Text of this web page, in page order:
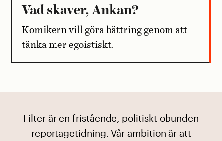
Vad skaver, Ankan?
Komikern vill göra bättring genom att
tänka mer egoistiskt.
Filter är en fristående, politiskt obunden
reportagetidning. Vår ambition är att